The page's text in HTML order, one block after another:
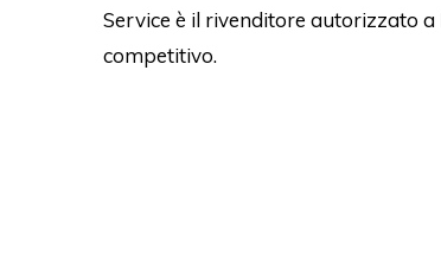
Service è il rivenditore autorizzato a
competitivo.